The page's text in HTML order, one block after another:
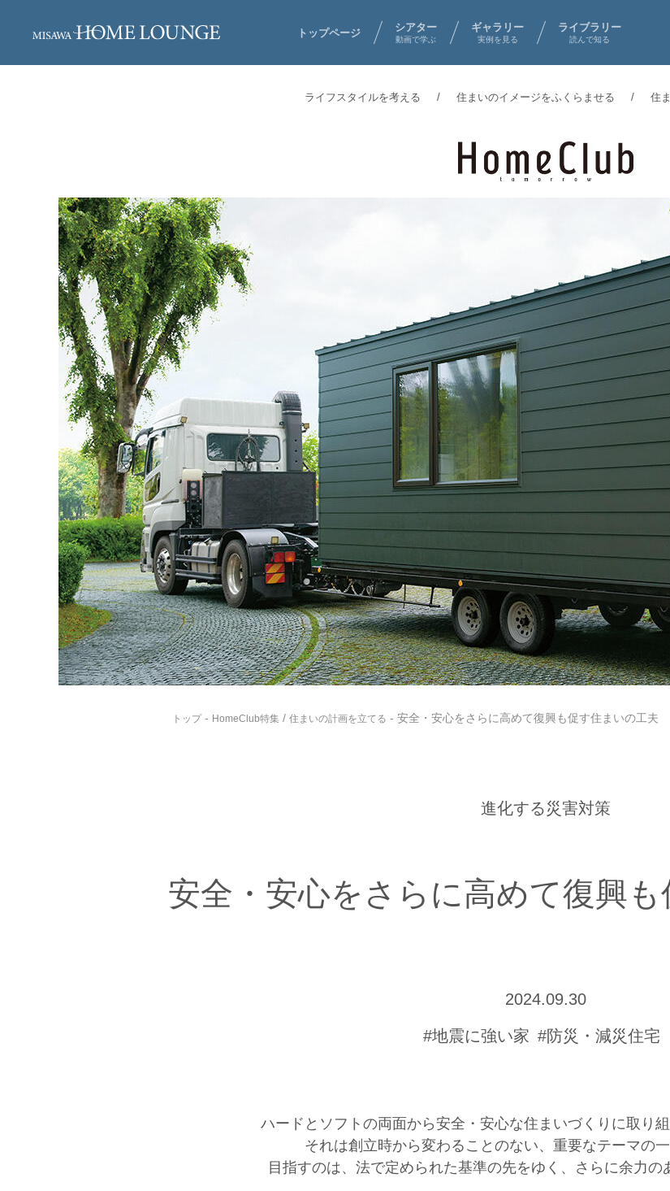
トップページ シアター
動画で学ぶ
ギャラリー
実例を見る
ライブラリー
読んで知る
ライフスタイルを考える 住まいのイメージをふくらませる 住
トップ - HomeClub特集 / 住まいの計画を立てる - 安全・安心をさらに高めて復興も促す住まいの工夫
進化する災害対策
安全・安心をさらに高めて復興
2024.09.30
#地震に強い家 #防災・減災住宅
ハードとソフトの両面から安全・安心な住まいづくりに取り
それは創立時から変わることのない、重要なテーマの一
目指すのは、法で定められた基準の先をゆく、さらに余力の